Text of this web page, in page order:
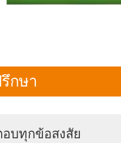
กษา
บทุกข้อสงสัย